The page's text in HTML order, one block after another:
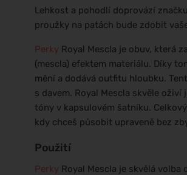
Lehkost a pohodlí doprovází značku
proužky na patách bude zdobit
Perky Royal Mescla je obuv, která
(mescla) efektem materiálu. Díky
mění a dodává outfitu hloubku.
s davem. Royal Mescla skvěle
tóny v kapsulovém šatníku.
kdy chceš působit upraveně bez
Použití
Perky Royal Mescla je skvělá